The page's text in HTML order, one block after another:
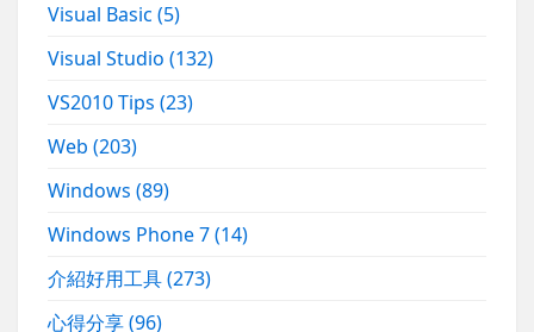
Visual Basic(5)
Visual Studio(132)
VS2010 Tips(23)
Web(203)
Windows(89)
Windows Phone 7(14)
介紹好用工具(273)
心得分享(96)